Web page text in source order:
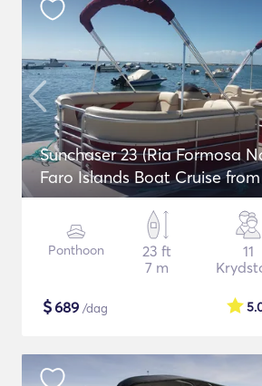
Sunchaser 23 (Ria Formosa
Faro Islands Boat Cruise
Ponthoon
23 ft
7 m
11
$689 /dag